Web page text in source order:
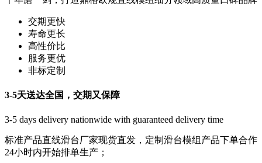
交期更快
寿命更长
高性价比
服务更优
非标定制
3-5天送达全国，交期又保障
3-5 days delivery nationwide with guaranteed delivery time
标准产品直线滑台厂家现货直发，定制滑台模组产品下单合作
24小时内开始排单生产；